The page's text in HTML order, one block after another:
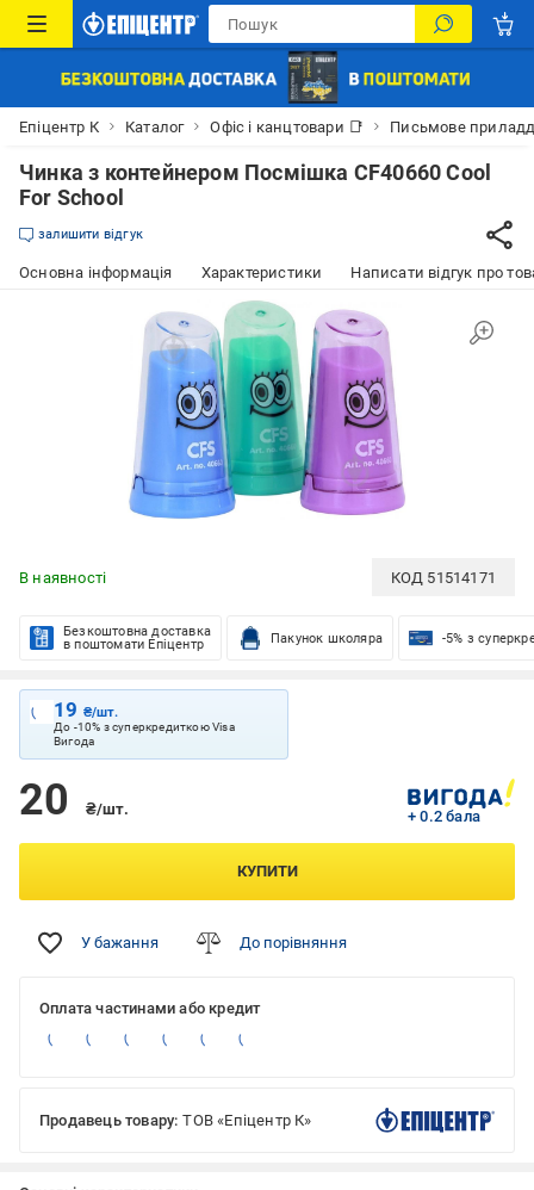
Епіцентр К Каталог Офіс і канцтовари 📑 Письмове
Чинка з контейнером Посмішка CF40660 Cool
For School
залишити відгук
Основна інформація Характеристики Написати відгук про
В наявності КОД 51514171
Безкоштовна доставка
в поштомати Епіцентр
Пакунок школяра -5% з
19 ₴/шт.
До -10% з суперкредиткою Visa
Вигода
20 ₴/шт. + 0.2 бала
КУПИТИ
У бажання До порівняння
Оплата частинами або кредит
Продавець товару: ТОВ «Епіцентр К»